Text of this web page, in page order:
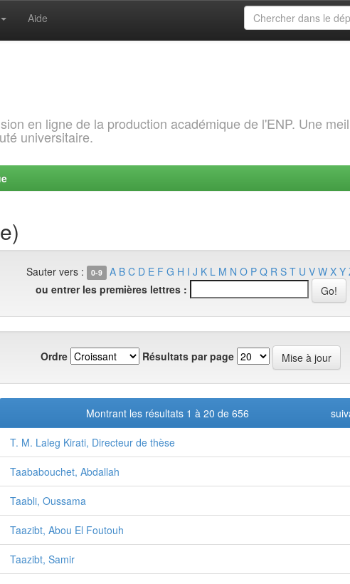
Aide
en ligne de la production académique de l'ENP. Une
universitaire.
Sauter vers : 0-9 A B C D E F G H I J K L M N O P Q R S T U V W X Y
ou entrer les premières lettres :
Ordre Résultats par page
Montrant les résultats 1 à 20 de 656
T. M. Laleg Kirati, Directeur de thèse
Taababouchet, Abdallah
Taabli, Oussama
Taazibt, Abou El Foutouh
Taazibt, Samir